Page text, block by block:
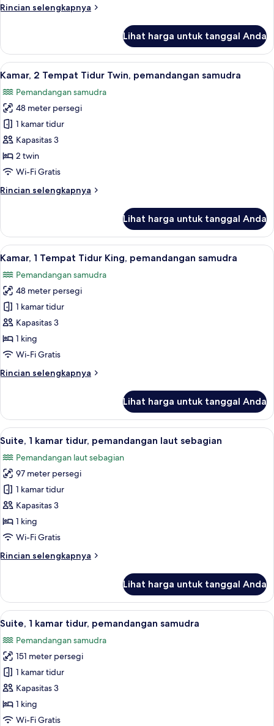
pemandangan
Rincian selengkapnya
Rincian
Kamar,
Tempat
King,
pemandangan
laut
sebagian
Lihat harga untuk tanggal Anda
Lihat
semua
foto
untuk
Kamar,
2
Tempat
Tidur
pemandangan
Kamar, 2 Tempat Tidur Twin,
6
Kamar, 2 Tempat Tidur Twin, pemandangan samudra
Pemandangan samudra
48 meter persegi
1 kamar tidur
Kapasitas 3
2 twin
Wi-Fi Gratis
Rincian selengkapnya
Rincian
Kamar,
Tempat
Twin,
pemandangan
samudra
Lihat harga untuk tanggal Anda
Lihat
semua
foto
untuk
Kamar,
1
Tempat
Tidur
pemandangan
Kamar, 1 Tempat Tidur King,
7
Kamar, 1 Tempat Tidur King, pemandangan samudra
Pemandangan samudra
48 meter persegi
1 kamar tidur
Kapasitas 3
1 king
Wi-Fi Gratis
Rincian selengkapnya
Rincian
Kamar,
Tempat
King,
pemandangan
samudra
Lihat harga untuk tanggal Anda
Lihat
semua
foto
untuk
Suite,
1
kamar
tidur,
laut
Suite, 1 kamar tidur, pemandangan
6
Suite, 1 kamar tidur, pemandangan laut sebagian
Pemandangan laut sebagian
97 meter persegi
1 kamar tidur
Kapasitas 3
1 king
Wi-Fi Gratis
Rincian selengkapnya
Rincian
Suite,
kamar
pemandangan
laut
sebagian
Lihat harga untuk tanggal Anda
Lihat
semua
foto
untuk
Suite,
1
kamar
tidur,
Suite, 1 kamar tidur, pemandangan
8
Suite, 1 kamar tidur, pemandangan samudra
Pemandangan samudra
151 meter persegi
1 kamar tidur
Kapasitas 3
1 king
Wi-Fi Gratis